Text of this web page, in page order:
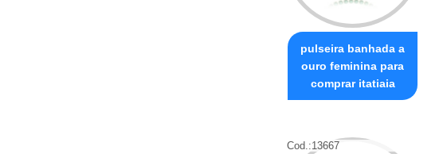
pulseira banhada a
ouro feminina para
comprar itatiaia
Cod.:13667